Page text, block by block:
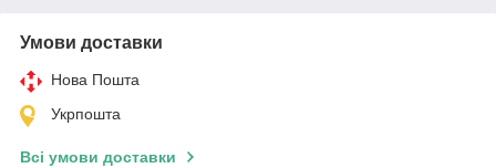
Умови доставки
Нова Пошта
Укрпошта
Всі умови доставки